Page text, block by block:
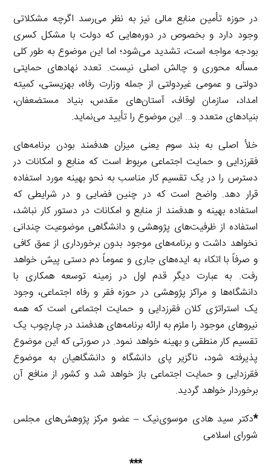
در حوزه تأمین منابع مالی نیز به نظر می‌رسد اگرچه مشکلاتی
وجود دارد و بخصوص در دوره‌هایی که دولت با مشکل کسری
بودجه مواجه است، تشدید می‌شود؛ اما این موضوع به طور کلی
مسأله محوری و چالش اصلی نیست. تعدد نهادهای حمایتی
دولتی و عمومی غیردولتی از جمله وزارت رفاه، بهزیستی، کمیته
امداد، سازمان اوقاف، آستان‌های مقدس، بنیاد مستضعفان،
بنیادهای متعدد و… این موضوع را تأیید می‌نماید.
خلأ اصلی به بند سوم یعنی میزان هدفمند بودن برنامه‌های
فقرزدایی و حمایت اجتماعی مربوط است که منابع و امکانات در
دسترس را در یک تقسیم کار مناسب به نحو بهینه مورد استفاده
قرار دهد. واضح است که در چنین فضایی و در شرایطی که
استفاده بهینه و هدفمند از منابع و امکانات در دستور کار نباشد،
استفاده از ظرفیت‌های پژوهشی و دانشگاهی موضوعیت چندانی
نخواهد داشت و برنامه‌های موجود بدون برخورداری از عمق کافی
و صرفاً با اتکاء به ایده‌های جاری و عموماً دم دستی پیش خواهد
رفت. به عبارت دیگر قدم اول در زمینه توسعه همکاری با
دانشگاه‌ها و مراکز پژوهشی در حوزه فقر و رفاه اجتماعی، وجود
یک استراتژی کلان فقرزدایی و حمایت اجتماعی است که همه
نیروهای موجود را ملزم به ارائه برنامه‌های هدفمند در چارچوب یک
تقسیم کار منطقی و بهینه خواهد نمود. در صورتی که این موضوع
پذیرفته شود، ناگزیر پای دانشگاه و دانشگاهیان به موضوع
فقرزدایی و حمایت اجتماعی باز خواهد شد و کشور از منافع آن
برخوردار خواهد گردید.
*دکتر سید هادی موسوی‌نیک – عضو مرکز پژوهش‌های مجلس
شورای اسلامی